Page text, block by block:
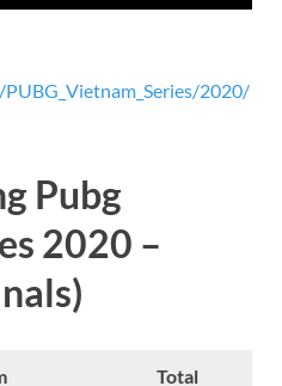
2020/
Pubg
2020 –
Total